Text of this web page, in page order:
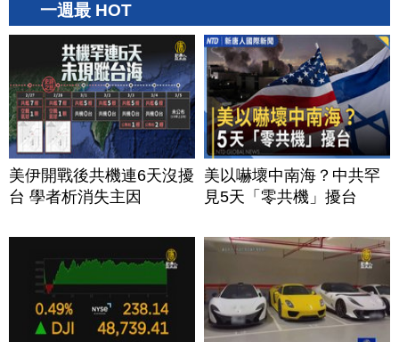
一週最 HOT
美伊開戰後共機連6天沒擾
台 學者析消失主因
美以嚇壞中南海？中共罕
見5天「零共機」擾台